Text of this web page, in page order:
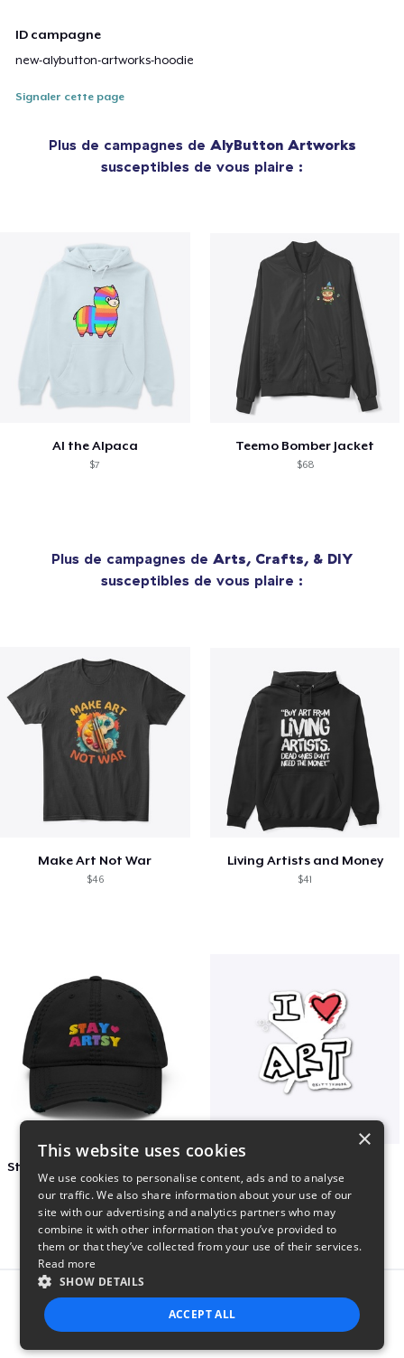
ID campagne
new-alybutton-artworks-hoodie
Signaler cette page
Plus de campagnes de AlyButton Artworks
susceptibles de vous plaire :
Al the Alpaca
$7
Teemo Bomber Jacket
$68
Plus de campagnes de Arts, Crafts, & DIY
susceptibles de vous plaire :
Make Art Not War
$46
Living Artists and Money
$41
Report this product
×
This website uses cookies
We use cookies to personalise content, ads and to analyse
our traffic. We also share information about your use of our
site with our advertising and analytics partners who may
combine it with other information that you’ve provided to
them or that they’ve collected from your use of their services.
Read more
SHOW DETAILS
ACCEPT ALL